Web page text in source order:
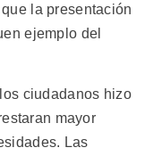
la presentación
ejemplo del
ciudadanos hizo
mayor
Las